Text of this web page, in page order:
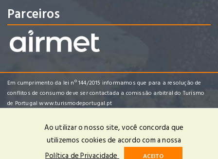
Parceiros
Em cumprimento da lei nº 144/2015 informamos que para a resolução de
conflitos de consumo deve ser contactada a comissão arbitral do Turismo
de Portugalwww.turismodeportugal.pt
Enredo Tropical Viagens e Turismo, Lda | RNAVT 4482 | © 2025 Todos
Ao utilizar o nosso site, você concorda que
utilizemos cookies de acordo com a nossa
Política de Privacidade
ACEITO